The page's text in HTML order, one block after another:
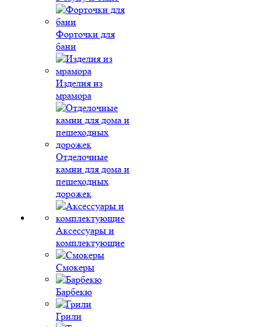
Форточки для
бани
Изделия из
мрамора
Отделочные
камни для дома и
пешеходных
дорожек
Аксессуары и
комплектующие
Смокеры
Барбекю
Грили